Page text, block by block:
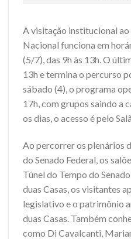
A visitação institucional
Nacional funciona em
(5/7), das 9h às 13h. O
13h e termina o percurso
sábado (4), o programa
17h, com grupos saindo a
os dias, o acesso é pelo
Ao percorrer os plenários
do Senado Federal, os
Túnel do Tempo do
duas Casas, os visitantes
legislativo e o patrimônio
duas Casas. Também
como Di Cavalcanti,